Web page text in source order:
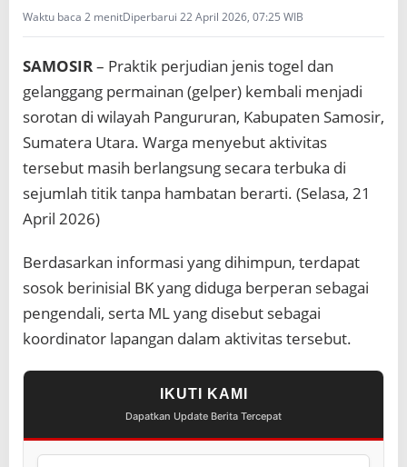
Waktu baca 2 menitDiperbarui 22 April 2026, 07:25 WIB
SAMOSIR– Praktik perjudian jenis togel dan
gelanggang permainan (gelper) kembali menjadi
sorotan di wilayah Pangururan, Kabupaten Samosir,
Sumatera Utara. Warga menyebut aktivitas
tersebut masih berlangsung secara terbuka di
sejumlah titik tanpa hambatan berarti. (Selasa, 21
April 2026)
Berdasarkan informasi yang dihimpun, terdapat
sosok berinisial BK yang diduga berperan sebagai
pengendali, serta ML yang disebut sebagai
koordinator lapangan dalam aktivitas tersebut.
IKUTI KAMI
Dapatkan Update Berita Tercepat